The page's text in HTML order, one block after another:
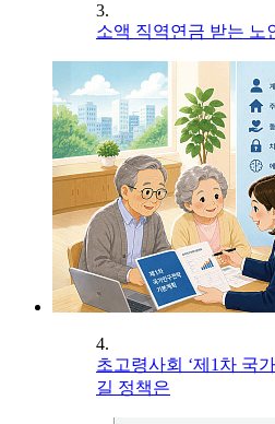
3.
소액 직역연금 받는 노
4.
초고령사회 ‘제1차 국
길 정책은